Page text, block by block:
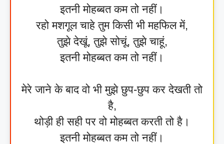
इतनी मोहब्बत कम तो नहीं।
रहो मशगूल चाहे तुम किसी भी महफिल में,
तुझे देखूं, तुझे सोचूं, तुझे चाहूं,
इतनी मोहब्बत कम तो नहीं।
मेरे जाने के बाद वो भी मुझे छुप-छुप कर देखती तो
है,
थोड़ी ही सही पर वो मोहब्बत करती तो है।
इतनी मोहब्बत कम तो नहीं।